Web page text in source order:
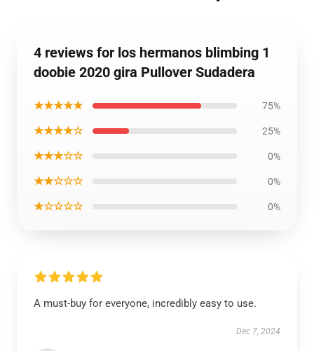
4 reviews for los hermanos blimbing 1
doobie 2020 gira Pullover Sudadera
★★★★★ 75%
★★★★☆ 25%
★★★☆☆ 0%
★★☆☆☆ 0%
★☆☆☆☆ 0%
A must-buy for everyone, incredibly easy to use.
Dec 7, 2024